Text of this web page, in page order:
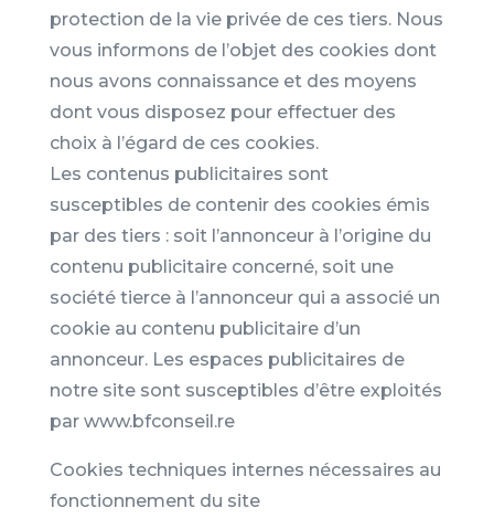
protection de la vie privée de ces tiers. Nous
vous informons de l’objet des cookies dont
nous avons connaissance et des moyens
dont vous disposez pour effectuer des
choix à l’égard de ces cookies.
Les contenus publicitaires sont
susceptibles de contenir des cookies émis
par des tiers : soit l’annonceur à l’origine du
contenu publicitaire concerné, soit une
société tierce à l’annonceur qui a associé un
cookie au contenu publicitaire d’un
annonceur. Les espaces publicitaires de
notre site sont susceptibles d’être exploités
par www.bfconseil.re
Cookies techniques internes nécessaires au
fonctionnement du site